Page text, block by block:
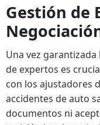
Gestión de
Una vez
de expertos es
con los ajustadores
accidentes de auto
documentos ni